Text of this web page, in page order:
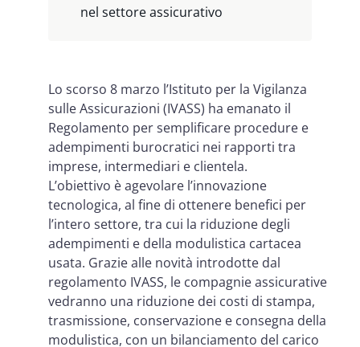
nel settore assicurativo
Lo scorso 8 marzo l’Istituto per la Vigilanza
sulle Assicurazioni (IVASS) ha emanato il
Regolamento per semplificare procedure e
adempimenti burocratici nei rapporti tra
imprese, intermediari e clientela.
L’obiettivo è agevolare l’innovazione
tecnologica, al fine di ottenere benefici per
l’intero settore, tra cui la riduzione degli
adempimenti e della modulistica cartacea
usata. Grazie alle novità introdotte dal
regolamento IVASS, le compagnie assicurative
vedranno una riduzione dei costi di stampa,
trasmissione, conservazione e consegna della
modulistica, con un bilanciamento del carico